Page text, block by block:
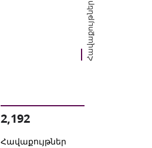
Հավաքույթներ
2,192
Հավաքույթներ